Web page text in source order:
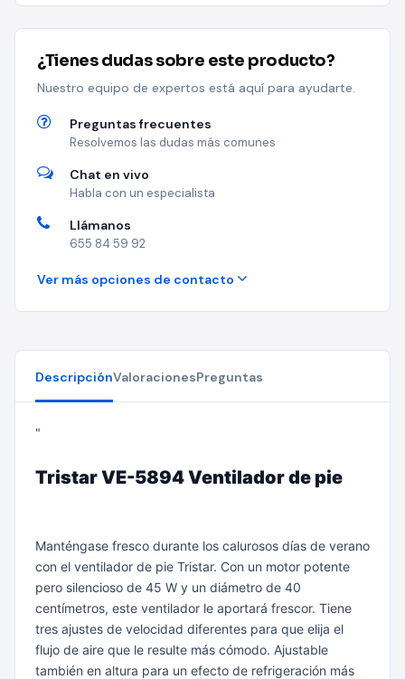
¿Tienes dudas sobre este producto?
Nuestro equipo de expertos está aquí para ayudarte.
Preguntas frecuentes
Resolvemos las dudas más comunes
Chat en vivo
Habla con un especialista
Llámanos
655 84 59 92
Ver más opciones de contacto
DescripciónValoracionesPreguntas
"
Tristar VE-5894 Ventilador de pie
Manténgase fresco durante los calurosos días de verano
con el ventilador de pie Tristar. Con un motor potente
pero silencioso de 45 W y un diámetro de 40
centímetros, este ventilador le aportará frescor. Tiene
tres ajustes de velocidad diferentes para que elija el
flujo de aire que le resulte más cómodo. Ajustable
también en altura para un efecto de refrigeración más